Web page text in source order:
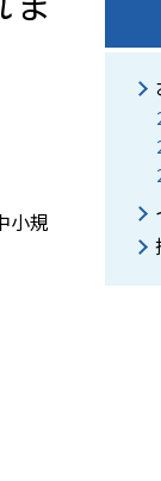
小規